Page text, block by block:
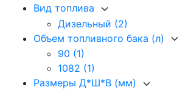
Вид топлива
Дизельный (2)
Объем топливного бака (л)
90 (1)
1082 (1)
Размеры Д*Ш*В (мм)